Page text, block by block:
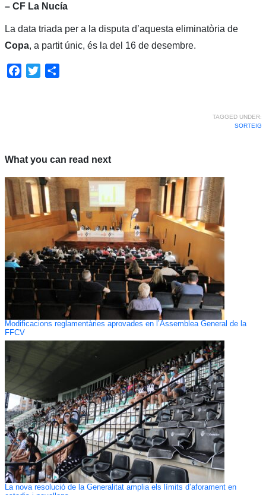
– CF La Nucía
La data triada per a la disputa d’aquesta eliminatòria de
Copa, a partit únic, és la del 16 de desembre.
Facebook
Twitter
TAGGED UNDER:
SORTEIG
What you can read next
Modificacions reglamentàries aprovades en l’Assemblea General de la
FFCV
La nova resolució de la Generalitat amplia els límits d’aforament en